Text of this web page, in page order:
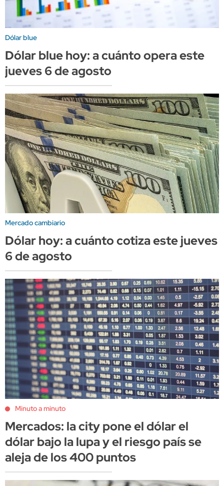
Dólar blue
Dólar blue hoy: a cuánto opera este
jueves 6 de agosto
Mercado cambiario
Dólar hoy: a cuánto cotiza este jueves
6 de agosto
Minuto a minuto
Mercados: la city pone el dólar el
dólar bajo la lupa y el riesgo país se
aleja de los 400 puntos